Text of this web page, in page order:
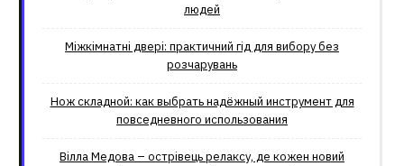
людей
Міжкімнатні двері: практичний гід для вибору без
розчарувань
Нож складной: как выбрать надёжный инструмент для
повседневного использования
Вілла Медова – острівець релаксу, де кожен новий